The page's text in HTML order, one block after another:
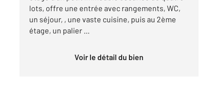
lots, offre une entrée avec rangements, WC,
un séjour, , une vaste cuisine, puis au 2ème
étage, un palier ...
Voir le détail du bien